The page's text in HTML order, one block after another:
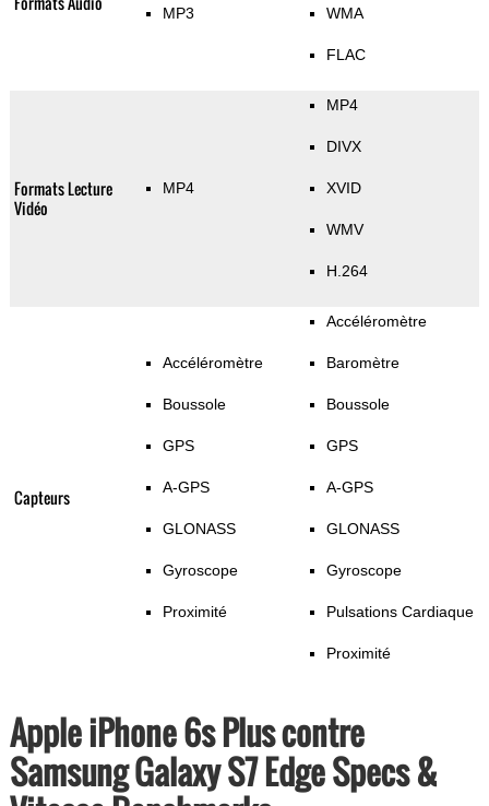
MP3 WMA
FLAC
Formats Lecture
Vidéo
MP4
MP4
DIVX
XVID
WMV
H.264
Capteurs
Accéléromètre
Boussole
GPS
A-GPS
GLONASS
Gyroscope
Proximité
Accéléromètre
Baromètre
Boussole
GPS
A-GPS
GLONASS
Gyroscope
Pulsations Cardiaque
Proximité
Apple iPhone 6s Plus contre
Samsung Galaxy S7 Edge Specs &